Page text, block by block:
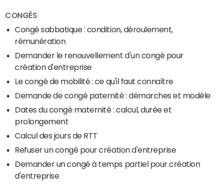
CONGÉS
Congé sabbatique : condition, déroulement,
rémunération
Demander le renouvellement d'un congé pour
création d'entreprise
Le congé de mobilité : ce qu'il faut connaître
Demande de congé paternité : démarches et modèle
Dates du congé maternité : calcul, durée et
prolongement
Calcul des jours de RTT
Refuser un congé pour création d'entreprise
Demander un congé à temps partiel pour création
d'entreprise